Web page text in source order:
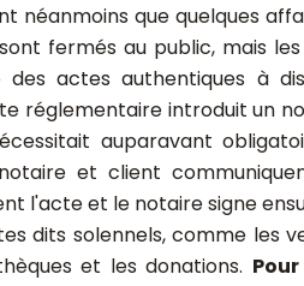
néanmoins que quelques
fermés au public, mais
actes authentiques à
réglementaire introduit un
auparavant
et client
l'acte et le notaire signe
dits solennels, comme les
et les donations.